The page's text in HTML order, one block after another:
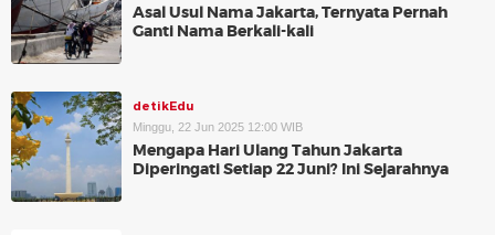
Asal Usul Nama Jakarta, Ternyata Pernah
Ganti Nama Berkali-kali
detikEdu
Minggu, 22 Jun 2025 12:00 WIB
Mengapa Hari Ulang Tahun Jakarta
Diperingati Setiap 22 Juni? Ini Sejarahnya